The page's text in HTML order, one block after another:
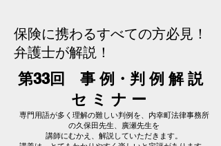
保険に携わるすべての方必見！
弁護士が解説！
第33回 事 例・判 例 解 説
セ ミ ナ ー
専門用語が多く理解の難しい判例を、内幸町法律事務所
の久保田先生、廣瀬先生を
講師にむかえ、解説していただきます。